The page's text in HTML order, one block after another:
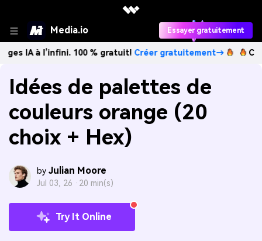
Media.io Essayer gratuitement
l’infini. 100 % gratuit!Créer gratuitement→ Créez des
Idées de palettes de
couleurs orange (20
choix + Hex)
by Julian Moore
Jul 03, 26 · 20 min(s)
Try It Online